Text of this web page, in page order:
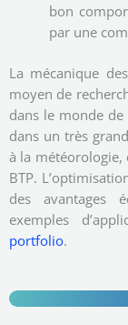
bon
par une
La mécanique
moyen de
dans le monde de
dans un très
à la météorologie,
BTP.
des avantages
exemples
portfolio.